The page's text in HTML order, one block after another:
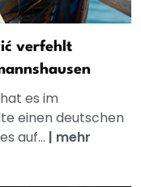
verfehlt
es im
einen deutschen
auf... | mehr